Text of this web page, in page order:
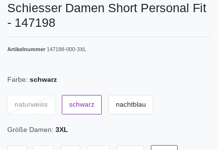
Schiesser Damen Short Personal Fit
- 147198
Artikelnummer 147198-000-3XL
Farbe: schwarz
naturweiss schwarz nachtblau
Größe Damen: 3XL